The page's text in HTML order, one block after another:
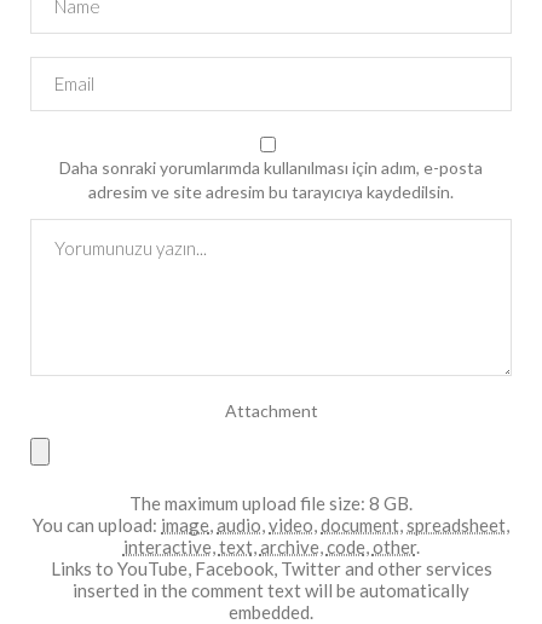
Daha sonraki yorumlarımda kullanılması için adım, e-posta
adresim ve site adresim bu tarayıcıya kaydedilsin.
Attachment
The maximum upload file size: 8 GB.
You can upload: image audio video document spreadsheet
interactive, text, archive, code, other.
Links to YouTube, Facebook, Twitter and other services
inserted in the comment text will be automatically
embedded.